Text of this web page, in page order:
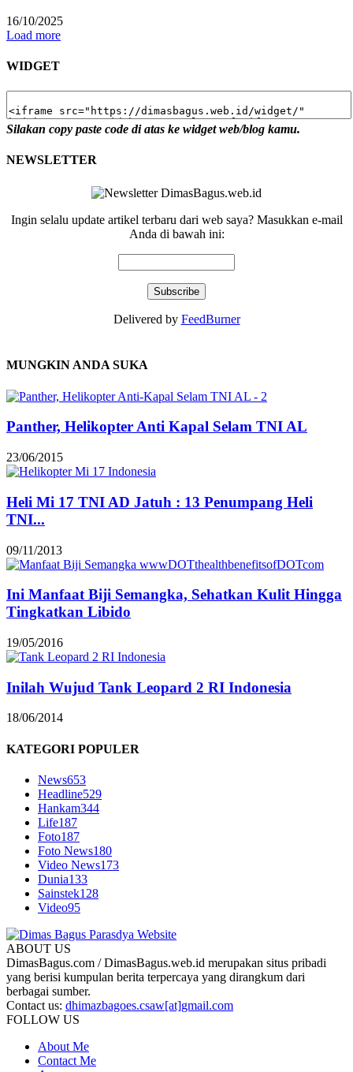
16/10/2025
Load more
WIDGET
Silakan copy paste code di atas ke widget web/blog kamu.
NEWSLETTER
Ingin selalu update artikel terbaru dari web saya? Masukkan e-mail
Anda di bawah ini:
Delivered by FeedBurner
MUNGKIN ANDA SUKA
Panther, Helikopter Anti Kapal Selam TNI AL
23/06/2015
Heli Mi 17 TNI AD Jatuh : 13 Penumpang Heli
TNI...
09/11/2013
Ini Manfaat Biji Semangka, Sehatkan Kulit Hingga
Tingkatkan Libido
19/05/2016
Inilah Wujud Tank Leopard 2 RI Indonesia
18/06/2014
KATEGORI POPULER
News653
Headline529
Hankam344
Life187
Foto187
Foto News180
Video News173
Dunia133
Sainstek128
Video95
ABOUT US
DimasBagus.com / DimasBagus.web.id merupakan situs pribadi
yang berisi kumpulan berita terpercaya yang dirangkum dari
berbagai sumber.
Contact us: dhimazbagoes.csaw[at]gmail.com
FOLLOW US
About Me
Contact Me